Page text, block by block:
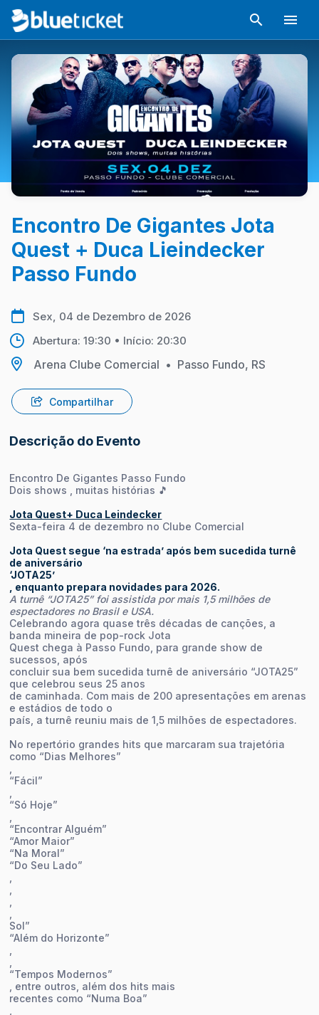
Encontro De Gigantes Jota
Quest + Duca Lieindecker
Passo Fundo
Sex, 04 de Dezembro de 2026
Abertura: 19:30 • Início: 20:30
Arena Clube Comercial • Passo Fundo, RS
Compartilhar
Descrição do Evento
Encontro De Gigantes Passo Fundo
Dois shows , muitas histórias 🎵
Jota Quest+ Duca Leindecker
Sexta-feira 4 de dezembro no Clube Comercial
Jota Quest segue ‘na estrada’ após bem sucedida turnê
de aniversário
‘JOTA25’
, enquanto prepara novidades para 2026.
A turnê “JOTA25” foi assistida por mais 1,5 milhões de
espectadores no Brasil e USA.
Celebrando agora quase três décadas de canções, a
banda mineira de pop-rock Jota
Quest chega à Passo Fundo, para grande show de
sucessos, após
concluir sua bem sucedida turnê de aniversário “JOTA25”
que celebrou seus 25 anos
de caminhada. Com mais de 200 apresentações em arenas
e estádios de todo o
país, a turnê reuniu mais de 1,5 milhões de espectadores.
No repertório grandes hits que marcaram sua trajetória
como “Dias Melhores”
“Fácil”
“Só Hoje”
“Encontrar Alguém”
“Amor Maior”
“Na Moral”
“Do Seu Lado”
Sol”
“Além do Horizonte”
“Tempos Modernos”
, entre outros, além dos hits mais
recentes como “Numa Boa”